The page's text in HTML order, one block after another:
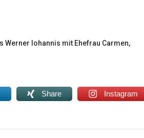
Werner Iohannis mit Ehefrau Carmen,
Share Instagram